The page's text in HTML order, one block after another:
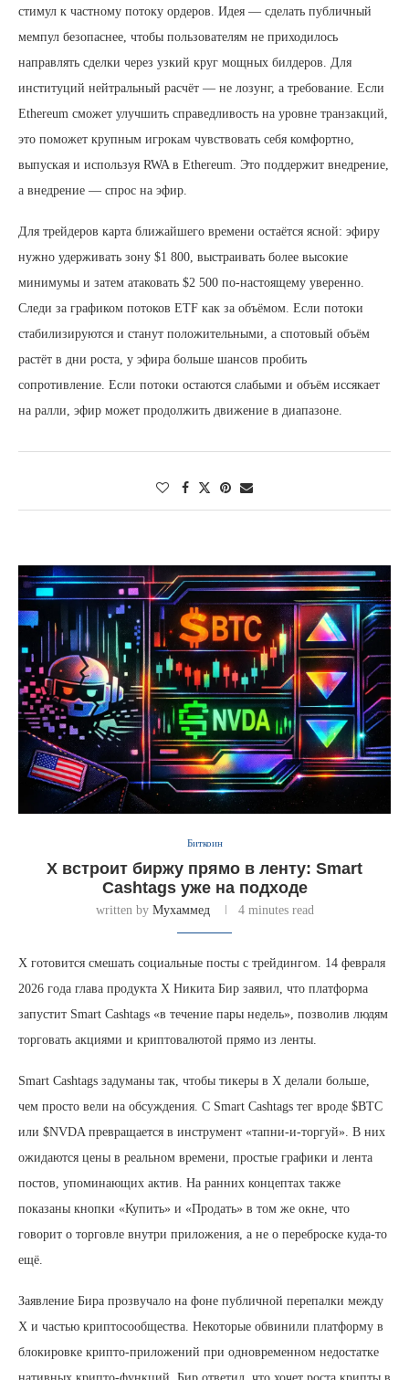
стимул к частному потоку ордеров. Идея — сделать публичный
мемпул безопаснее, чтобы пользователям не приходилось
направлять сделки через узкий круг мощных билдеров. Для
институций нейтральный расчёт — не лозунг, а требование. Если
Ethereum сможет улучшить справедливость на уровне транзакций,
это поможет крупным игрокам чувствовать себя комфортно,
выпуская и используя RWA в Ethereum. Это поддержит внедрение,
а внедрение — спрос на эфир.
Для трейдеров карта ближайшего времени остаётся ясной: эфиру
нужно удерживать зону $1 800, выстраивать более высокие
минимумы и затем атаковать $2 500 по-настоящему уверенно.
Следи за графиком потоков ETF как за объёмом. Если потоки
стабилизируются и станут положительными, а спотовый объём
растёт в дни роста, у эфира больше шансов пробить
сопротивление. Если потоки остаются слабыми и объём иссякает
на ралли, эфир может продолжить движение в диапазоне.
Биткоин
X встроит биржу прямо в ленту: Smart
Cashtags уже на подходе
written by Мухаммед 4 minutes read
X готовится смешать социальные посты с трейдингом. 14 февраля
2026 года глава продукта X Никита Бир заявил, что платформа
запустит Smart Cashtags «в течение пары недель», позволив людям
торговать акциями и криптовалютой прямо из ленты.
Smart Cashtags задуманы так, чтобы тикеры в X делали больше,
чем просто вели на обсуждения. С Smart Cashtags тег вроде $BTC
или $NVDA превращается в инструмент «тапни-и-торгуй». В них
ожидаются цены в реальном времени, простые графики и лента
постов, упоминающих актив. На ранних концептах также
показаны кнопки «Купить» и «Продать» в том же окне, что
говорит о торговле внутри приложения, а не о переброске куда-то
ещё.
Заявление Бира прозвучало на фоне публичной перепалки между
X и частью криптосообщества. Некоторые обвинили платформу в
блокировке крипто-приложений при одновременном недостатке